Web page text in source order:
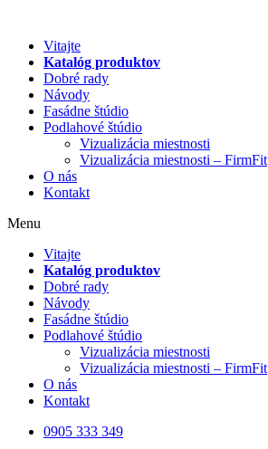
obsah
Vitajte
Katalóg produktov
Dobré rady
Návody
Fasádne štúdio
Podlahové štúdio
Vizualizácia miestnosti
Vizualizácia miestnosti – FirmFit
O nás
Kontakt
Menu
Vitajte
Katalóg produktov
Dobré rady
Návody
Fasádne štúdio
Podlahové štúdio
Vizualizácia miestnosti
Vizualizácia miestnosti – FirmFit
O nás
Kontakt
0905 333 349